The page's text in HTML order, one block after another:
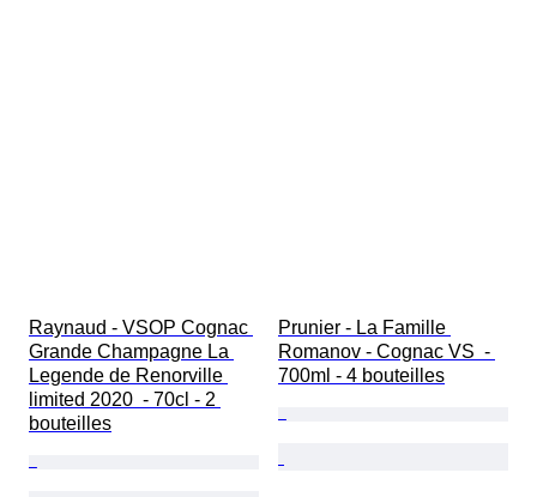
Raynaud - VSOP Cognac
Grande Champagne La
Legende de Renorville
limited 2020  - 70cl - 2
bouteilles
Prunier - La Famille
Romanov - Cognac VS  -
700ml - 4 bouteilles